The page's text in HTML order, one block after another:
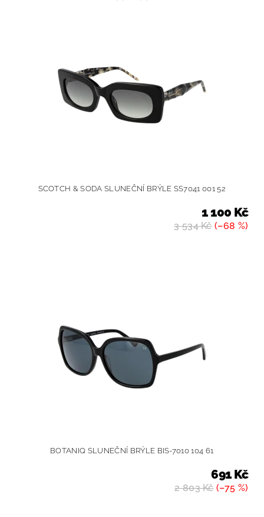
SCOTCH & SODA SLUNEČNÍ BRÝLE SS7041 001 52
3 534 Kč(–68 %)
1 100 Kč
BOTANIQ SLUNEČNÍ BRÝLE BIS-7010 104 61
2 803 Kč(–75 %)
691 Kč